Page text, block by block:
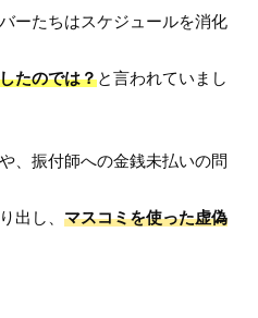
ーたちはスケジュールを消化
たのでは？と言われていまし
、振付師への金銭未払いの問
出し、マスコミを使った虚偽